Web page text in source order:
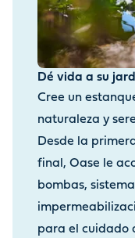
Dé vida a su
Cree un
naturaleza y
Desde la
final, Oase le
bombas,
para el cuidado